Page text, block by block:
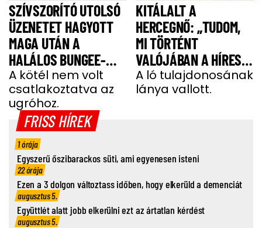
SZÍVSZORÍTÓ UTOLSÓ
ÜZENETET HAGYOTT
MAGA UTÁN A
HALÁLOS BUNGEE-
UGRÁS ELŐTT A
FIATAL NŐ
A kötél nem volt
csatlakoztatva az
ugróhoz.
KITÁLALT A
HERCEGNŐ: „TUDOM,
MI TÖRTÉNT
VALÓJÁBAN A HÍRES
SHERGAR CSŐDÖRREL”
A ló tulajdonosának
lánya vallott.
FRISS HÍREK
1 órája
Egyszerű őszibarackos süti, ami egyenesen isteni
22 órája
Ezen a 3 dolgon változtass időben, hogy elkerüld a demenciát
augusztus 5.
Együttlét alatt jobb elkerülni ezt az ártatlan kérdést
augusztus 5.